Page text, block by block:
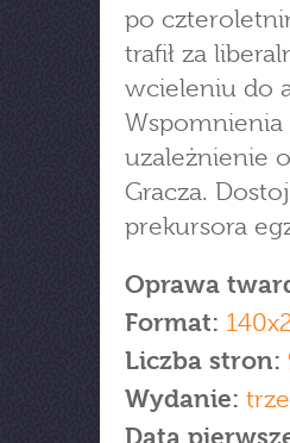
po
trafił za
wcieleniu do
uzależnienie
Gracza.
prekursora
Oprawa
Format:
Liczba stron:
Wydanie:
Data